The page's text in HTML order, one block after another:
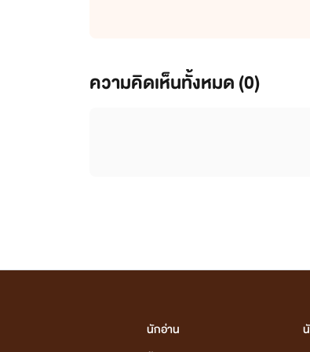
ความคิดเห็นทั้งหมด (0)
นักอ่าน